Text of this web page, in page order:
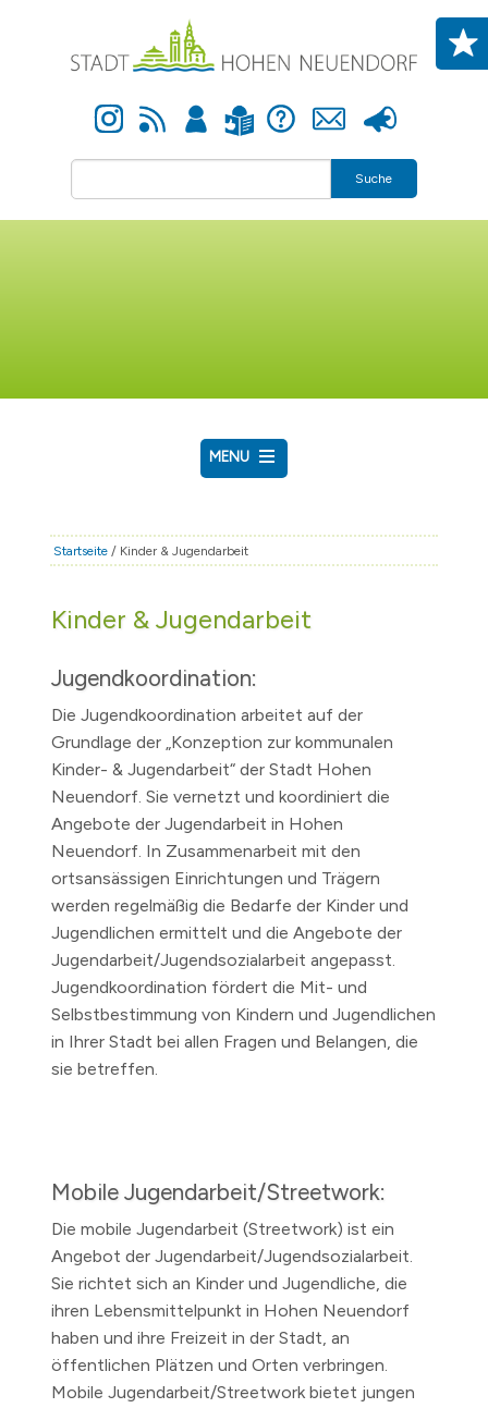
Instagram Newsfeed Anmelden Leichte Sprache Hilfe Kontakt Presse
Suche
MENU
RATHAUS & POLITIK
FAMILIE & BILDUNG
BAUEN & WIRTSCHAFT
Startseite / Kinder & Jugendarbeit
Kinder & Jugendarbeit
Jugendkoordination:
Die Jugendkoordination arbeitet auf der
Grundlage der „Konzeption zur kommunalen
Kinder- & Jugendarbeit“ der Stadt Hohen
Neuendorf. Sie vernetzt und koordiniert die
Angebote der Jugendarbeit in Hohen
Neuendorf. In Zusammenarbeit mit den
ortsansässigen Einrichtungen und Trägern
werden regelmäßig die Bedarfe der Kinder und
Jugendlichen ermittelt und die Angebote der
Jugendarbeit/Jugendsozialarbeit angepasst.
Jugendkoordination fördert die Mit- und
Selbstbestimmung von Kindern und Jugendlichen
in Ihrer Stadt bei allen Fragen und Belangen, die
sie betreffen.
Mobile Jugendarbeit/Streetwork:
Die mobile Jugendarbeit (Streetwork) ist ein
Angebot der Jugendarbeit/Jugendsozialarbeit.
Sie richtet sich an Kinder und Jugendliche, die
ihren Lebensmittelpunkt in Hohen Neuendorf
haben und ihre Freizeit in der Stadt, an
öffentlichen Plätzen und Orten verbringen.
Mobile Jugendarbeit/Streetwork bietet jungen